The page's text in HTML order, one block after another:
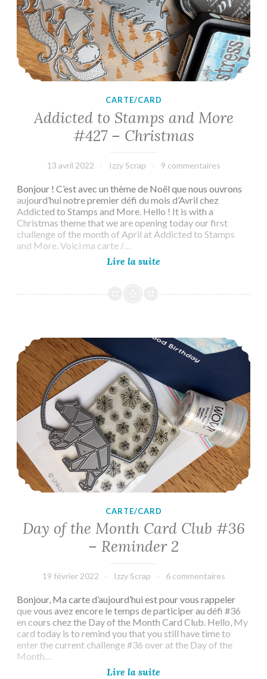
CARTE/CARD
Addicted to Stamps and More
#427 – Christmas
13 avril 2022 Izzy Scrap 9 commentaires
Bonjour ! C’est avec un thème de Noël que nous ouvrons
aujourd’hui notre premier défi du mois d’Avril chez
Addicted to Stamps and More. Hello ! It is with a
Christmas theme that we are opening today our first
challenge of the month of April at Addicted to Stamps
and More. Voici ma carte /…
Lire la suite
and
Christmas
Day of the Month Card Club #36 – Reminder 2
CARTE/CARD
Day of the Month Card Club #36
– Reminder 2
19 février 2022 Izzy Scrap 6 commentaires
Bonjour, Ma carte d’aujourd’hui est pour vous rappeler
que vous avez encore le temps de participer au défi #36
en cours chez the Day of the Month Card Club. Hello, My
card today is to remind you that you still have time to
enter the current challenge #36 over at the Day of the
Month…
Lire la suite